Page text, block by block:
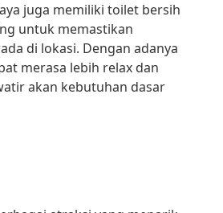
juga memiliki toilet bersih
untuk memastikan
di lokasi. Dengan adanya
merasa lebih relax dan
akan kebutuhan dasar